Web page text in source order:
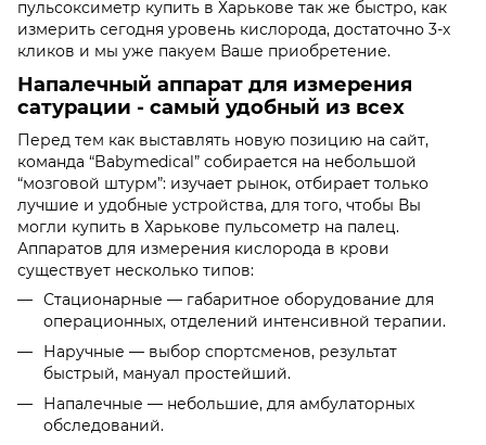
пульсоксиметр купить в Харькове так же быстро, как
измерить сегодня уровень кислорода, достаточно 3-х
кликов и мы уже пакуем Ваше приобретение.
Напалечный аппарат для измерения
сатурации - самый удобный из всех
Перед тем как выставлять новую позицию на сайт,
команда “Babymedical” собирается на небольшой
“мозговой штурм”: изучает рынок, отбирает только
лучшие и удобные устройства, для того, чтобы Вы
могли купить в Харькове пульсометр на палец.
Аппаратов для измерения кислорода в крови
существует несколько типов:
Стационарные — габаритное оборудование для
операционных, отделений интенсивной терапии.
Наручные — выбор спортсменов, результат
быстрый, мануал простейший.
Напалечные — небольшие, для амбулаторных
обследований.